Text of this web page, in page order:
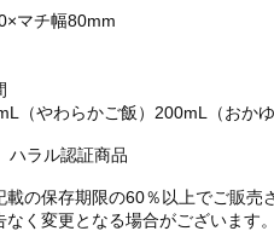
マチ幅80mm
（やわらかご飯）200mL（おかゆ
ラル認証商品
の保存期限の60％以上でご販売
く変更となる場合がございます。